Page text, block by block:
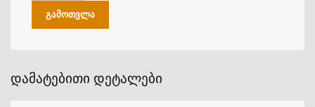
დამატებითი დეტალები